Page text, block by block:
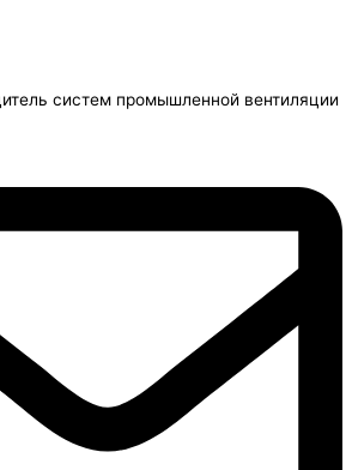
систем промышленной вентиляции